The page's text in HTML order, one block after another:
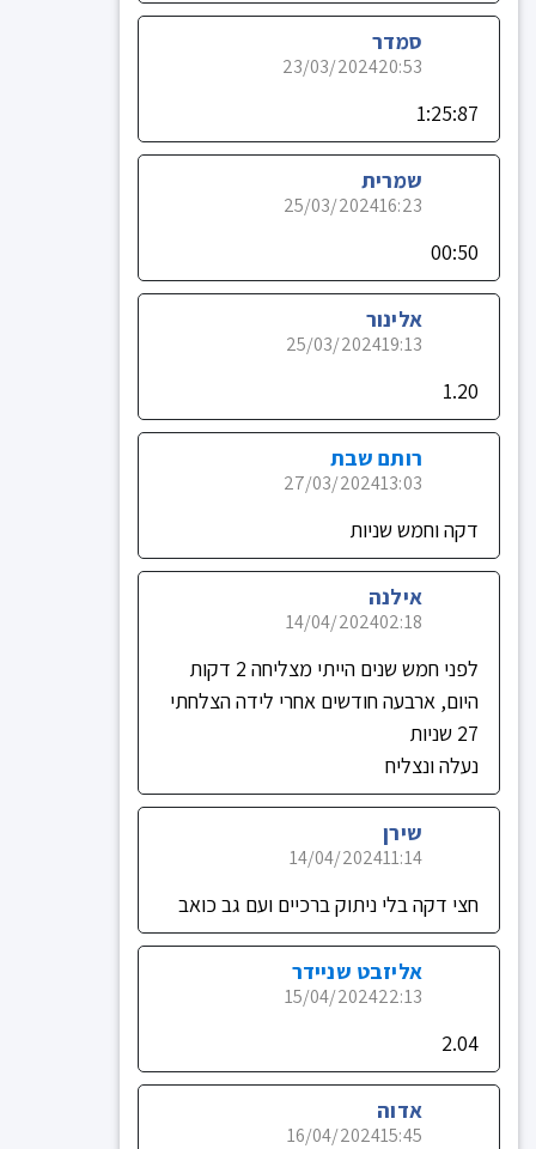
סמדר
20:53
23/03/2024
1:25:87
שמרית
16:23
25/03/2024
00:50
אלינור
19:13
25/03/2024
1.20
רותם שבת
13:03
27/03/2024
דקה וחמש שניות
אילנה
02:18
14/04/2024
לפני חמש שנים הייתי מצליחה 2 דקות
היום, ארבעה חודשים אחרי לידה הצלחתי
27 שניות
נעלה ונצליח
שירן
11:14
14/04/2024
חצי דקה בלי ניתוק ברכיים ועם גב כואב
אליזבט שניידר
22:13
15/04/2024
2.04
אדוה
15:45
16/04/2024